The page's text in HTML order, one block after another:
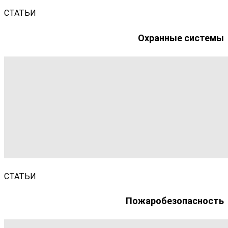
СТАТЬИ
Охранные системы
СТАТЬИ
Пожаробезопасность